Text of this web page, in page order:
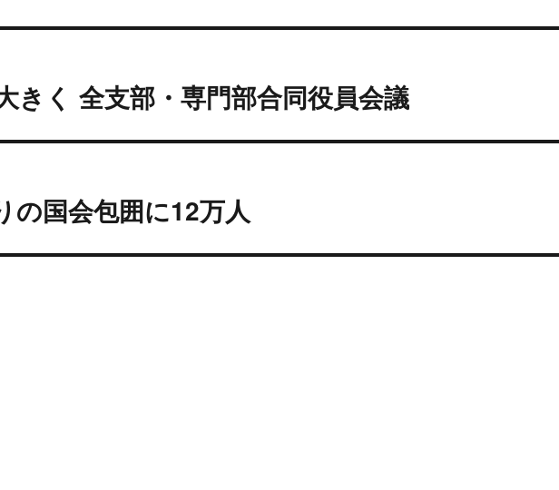
きく 全支部・専門部合同役員会議
国会包囲に12万人